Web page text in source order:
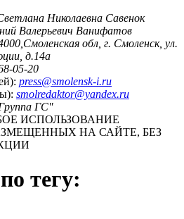
Николаевна Савенок
Валерьевич Ванифатов
обл, г. Смоленск, ул.
д.14а
05-20
press@smolensk-i.ru
smolredaktor@yandex.ru
ГС"
ИСПОЛЬЗОВАНИЕ
НА САЙТЕ, БЕЗ
тегу: